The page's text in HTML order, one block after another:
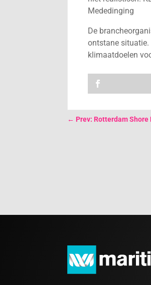
Mededinging
De
ontstane
klimaatdoelen
← Prev: Rotterdam